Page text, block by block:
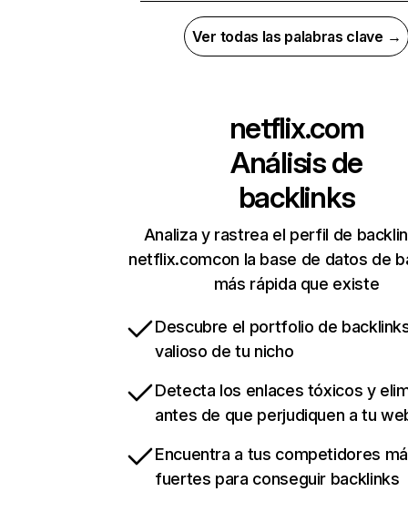
Ver todas las palabras clave →
netflix.com
Análisis de
backlinks
Analiza y rastrea el perfil de
netflix.comcon la base de datos de
más rápida que existe
Descubre el portfolio de
valioso de tu nicho
Detecta los enlaces tóxicos y
antes de que perjudiquen a tu
Encuentra a tus competidores
fuertes para conseguir backlinks